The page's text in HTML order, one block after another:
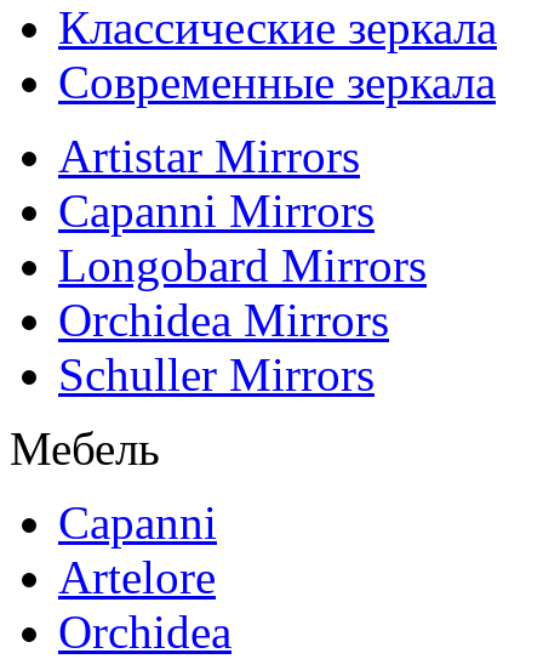
Классические зеркала
Современные зеркала
Artistar Mirrors
Capanni Mirrors
Longobard Mirrors
Orchidea Mirrors
Schuller Mirrors
Мебель
Capanni
Artelore
Orchidea